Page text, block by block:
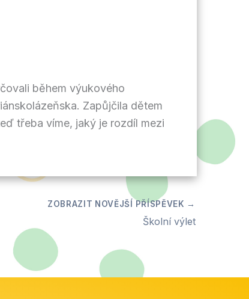
během výukového
Zapůjčila dětem
třeba víme, jaký je rozdíl mezi
Školní výlet